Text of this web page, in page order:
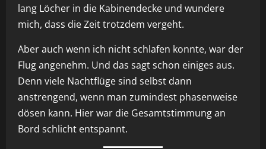
lang Löcher in die Kabinendecke und wundere
mich, dass die Zeit trotzdem vergeht.
Aber auch wenn ich nicht schlafen konnte, war der
Flug angenehm. Und das sagt schon einiges aus.
Denn viele Nachtflüge sind selbst dann
anstrengend, wenn man zumindest phasenweise
dösen kann. Hier war die Gesamtstimmung an
Bord schlicht entspannt.